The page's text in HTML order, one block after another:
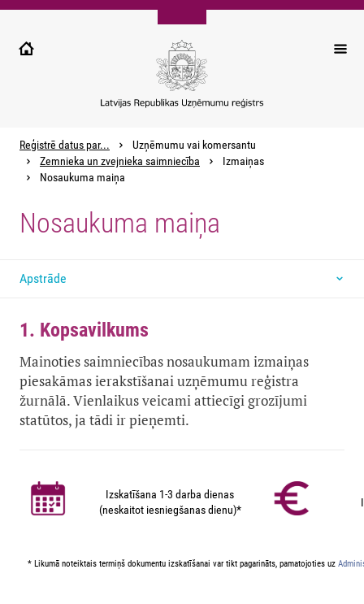
Pārlekt
galveno
Reģistrē datus par...
Uzņēmumu vai komersantu
Zemnieka un zvejnieka saimniecība
Izmaiņas
Nosaukuma maiņa
Nosaukuma maiņa
Apstrāde
1. Kopsavilkums
Mainoties saimniecības nosaukumam izmaiņas
piesakāmas ierakstīšanai uzņēmumu reģistra
žurnālā. Vienlaikus veicami attiecīgi grozījumi
statūtos, ja tādi ir pieņemti.
Izskatīšana 1-3 darba dienas
(neskaitot iesniegšanas dienu)*
* Likumā noteiktais termiņš dokumentu izskatīšanai var tikt pagarināts, pamatojoties uz